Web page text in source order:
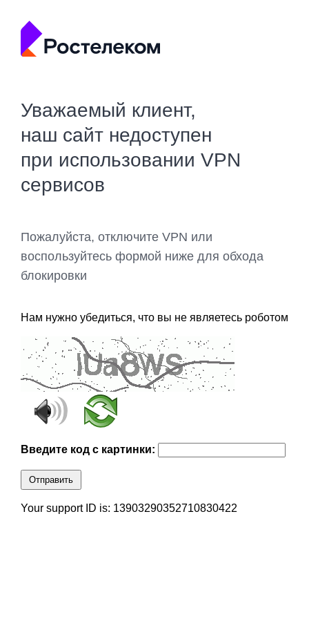
Уважаемый клиент,
наш сайт недоступен
при использовании VPN
сервисов
Пожалуйста, отключите VPN или
воспользуйтесь формой ниже для обхода
блокировки
Нам нужно убедиться, что вы не являетесь роботом
Введите код с картинки:
Отправить
Your support ID is: 13903290352710830422